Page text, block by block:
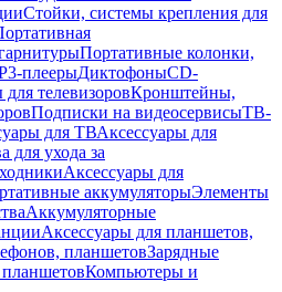
Стойки, системы крепления для
Портативные колонки,
плеерыДиктофоныCD-
телевизоровКронштейны,
Подписки на видеосервисыТВ-
для ТВАксессуары для
для ухода за
Аксессуары для
аккумуляторыЭлементы
Аккумуляторные
Аксессуары для планшетов,
планшетовЗарядные
планшетовКомпьютеры и